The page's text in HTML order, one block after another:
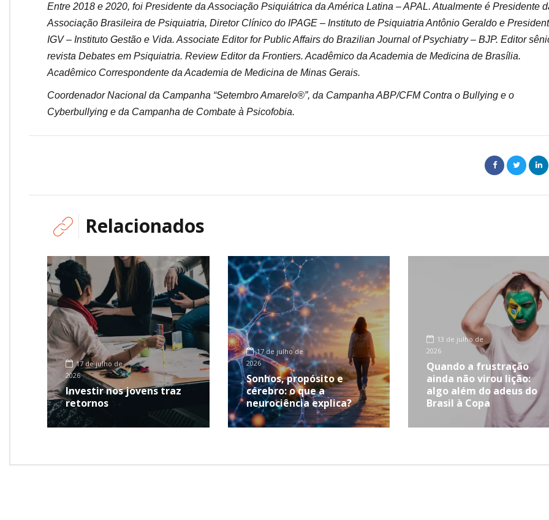
Entre 2018 e 2020, foi Presidente da Associação Psiquiátrica da América Latina – APAL. Atualmente é Presidente
Associação Brasileira de Psiquiatria, Diretor Clínico do IPAGE – Instituto de Psiquiatria Antônio Geraldo e
IGV – Instituto Gestão e Vida. Associate Editor for Public Affairs do Brazilian Journal of Psychiatry – BJP. Editor
revista Debates em Psiquiatria. Review Editor da Frontiers. Acadêmico da Academia de Medicina de Brasília.
Acadêmico Correspondente da Academia de Medicina de Minas Gerais.
Coordenador Nacional da Campanha “Setembro Amarelo®”, da Campanha ABP/CFM Contra o Bullying e o
Cyberbullying e da Campanha de Combate à Psicofobia.
Relacionados
17 de julho de
2026
Investir nos jovens traz
retornos
17 de julho de
2026
Sonhos, propósito e
cérebro: o que a
neurociência explica?
13 de julho de
2026
Quando a frustração
ainda não virou lição:
algo além do adeus do
Brasil à Copa